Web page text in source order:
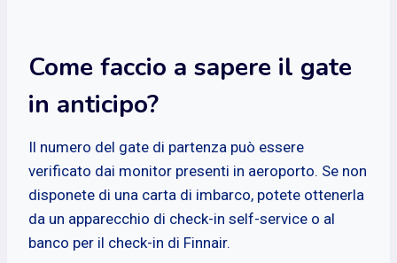
Come faccio a sapere il gate
in anticipo?
Il numero del gate di partenza può essere
verificato dai monitor presenti in aeroporto. Se non
disponete di una carta di imbarco, potete ottenerla
da un apparecchio di check-in self-service o al
banco per il check-in di Finnair.